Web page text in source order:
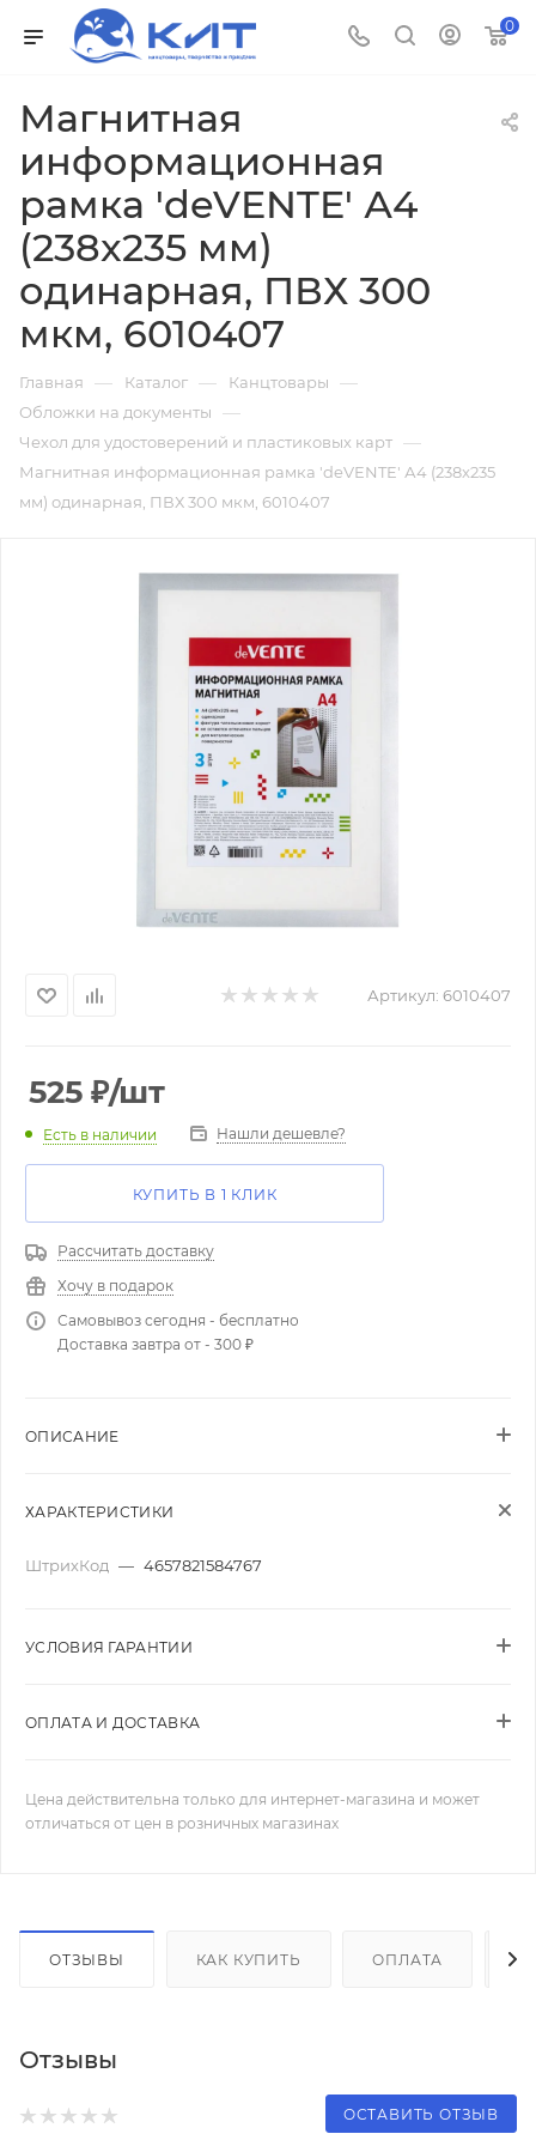
0
Магнитная
информационная
рамка 'deVENTE' А4
(238x235 мм)
одинарная, ПВХ 300
мкм, 6010407
Главная — Каталог — Канцтовары —
Обложки на документы —
Чехол для удостоверений и пластиковых карт —
Магнитная информационная рамка 'deVENTE' А4 (238x235
мм) одинарная, ПВХ 300 мкм, 6010407
Артикул: 6010407
525 ₽/шт
Есть в наличии Нашли дешевле?
КУПИТЬ В 1 КЛИК
Рассчитать доставку
Хочу в подарок
Самовывоз сегодня - бесплатно
Доставка завтра от - 300 ₽
ОПИСАНИЕ
ХАРАКТЕРИСТИКИ
ШтрихКод — 4657821584767
УСЛОВИЯ ГАРАНТИИ
ОПЛАТА И ДОСТАВКА
Цена действительна только для интернет-магазина и может
отличаться от цен в розничных магазинах
ОТЗЫВЫ КАК КУПИТЬ ОПЛАТА
Отзывы
ОСТАВИТЬ ОТЗЫВ